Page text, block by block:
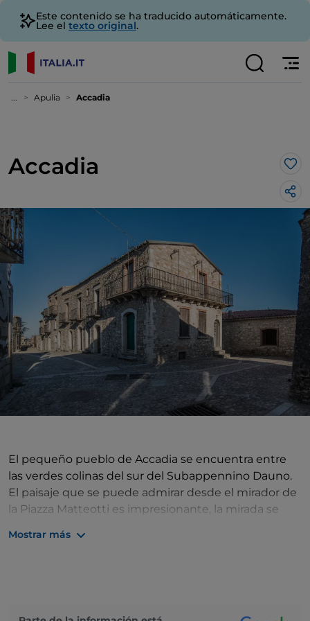
Este contenido se ha traducido automáticamente.
Lee el texto original.
... Apulia Accadia
Accadia Me
El pequeño pueblo de Accadia se encuentra entre
las verdes colinas del sur del Subappennino Dauno.
El paisaje que se puede admirar desde el mirador de
la Piazza Matteotti es impresionante, la mirada se
Mostrar más